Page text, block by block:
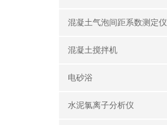
混凝土气泡间距系数测定仪
混凝土搅拌机
电砂浴
水泥氯离子分析仪